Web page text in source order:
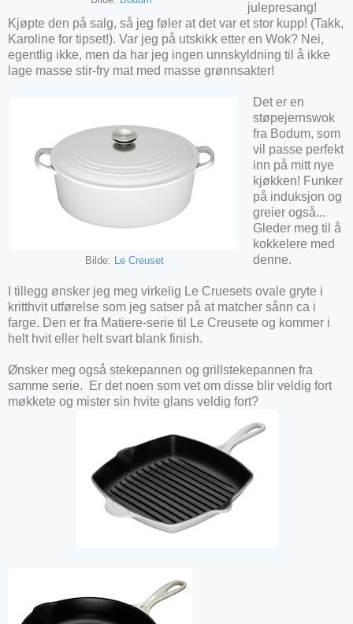
julepresang!
Kjøpte den på salg, så jeg føler at det var et stor kupp! (Takk,
Karoline for tipset!). Var jeg på utskikk etter en Wok? Nei,
egentlig ikke, men da har jeg ingen unnskyldning til å ikke
lage masse stir-fry mat med masse grønnsakter!
Bilde: Le Creuset
Det er en
støpejernswok
fra Bodum, som
vil passe perfekt
inn på mitt nye
kjøkken! Funker
på induksjon og
greier også...
Gleder meg til å
kokkelere med
denne.
I tillegg ønsker jeg meg virkelig Le Cruesets ovale gryte i
kritthvit utførelse som jeg satser på at matcher sånn ca i
farge. Den er fra Matiere-serie til Le Creusete og kommer i
helt hvit eller helt svart blank finish.
Ønsker meg også stekepannen og grillstekepannen fra
samme serie. Er det noen som vet om disse blir veldig fort
møkkete og mister sin hvite glans veldig fort?